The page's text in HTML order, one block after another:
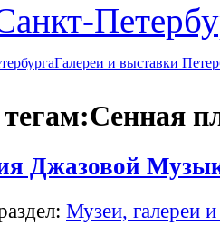
Галереи и выставки
Джазовой
Музеи, галереи